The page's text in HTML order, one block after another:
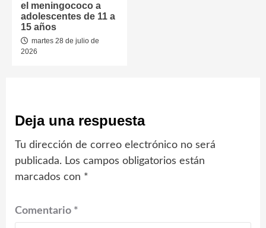
el meningococo a
adolescentes de 11 a
15 años
martes 28 de julio de
2026
Deja una respuesta
Tu dirección de correo electrónico no será
publicada. Los campos obligatorios están
marcados con *
Comentario *